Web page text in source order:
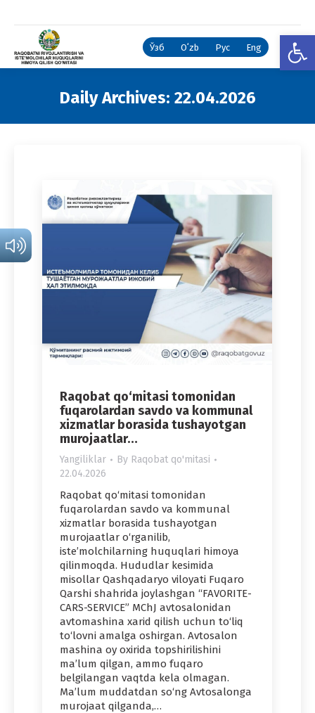
Ўзб Oʻzb Рус Eng
Daily Archives: 22.04.2026
Raqobat qo‘mitasi tomonidan
fuqarolardan savdo va kommunal
xizmatlar borasida tushayotgan
murojaatlar…
Yangiliklar By Raqobat qo'mitasi
22.04.2026
Raqobat qo‘mitasi tomonidan
fuqarolardan savdo va kommunal
xizmatlar borasida tushayotgan
murojaatlar o‘rganilib,
iste’molchilarning huquqlari himoya
qilinmoqda. Hududlar kesimida
misollar Qashqadaryo viloyati Fuqaro
Qarshi shahrida joylashgan “FAVORITE-
CARS-SERVICE” MChJ avtosalonidan
avtomashina xarid qilish uchun to‘liq
to‘lovni amalga oshirgan. Avtosalon
mashina oy oxirida topshirilishini
ma’lum qilgan, ammo fuqaro
belgilangan vaqtda kela olmagan.
Ma’lum muddatdan so‘ng Avtosalonga
murojaat qilganda,…